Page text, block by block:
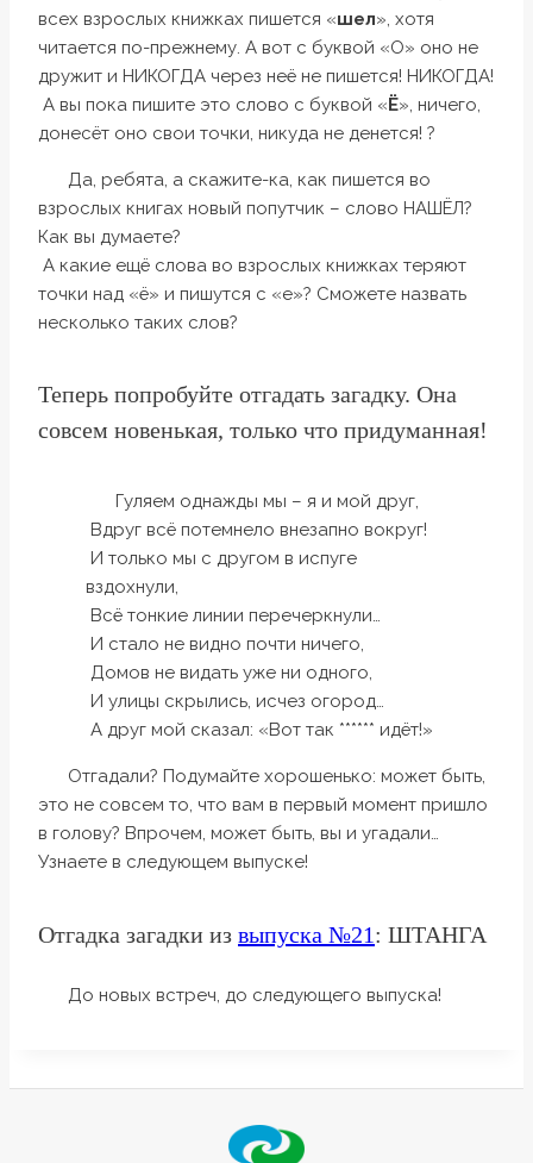
всех взрослых книжках пишется «шел», хотя
читается по-прежнему. А вот с буквой «О» оно не
дружит и НИКОГДА через неё не пишется! НИКОГДА!
А вы пока пишите это слово с буквой «Ё», ничего,
донесёт оно свои точки, никуда не денется! ?
Да, ребята, а скажите-ка, как пишется во
взрослых книгах новый попутчик – слово НАШЁЛ?
Как вы думаете?
А какие ещё слова во взрослых книжках теряют
точки над «ё» и пишутся с «е»? Сможете назвать
несколько таких слов?
Теперь попробуйте отгадать загадку. Она
совсем новенькая, только что придуманная!
Гуляем однажды мы – я и мой друг,
Вдруг всё потемнело внезапно вокруг!
И только мы с другом в испуге
вздохнули,
Всё тонкие линии перечеркнули…
И стало не видно почти ничего,
Домов не видать уже ни одного,
И улицы скрылись, исчез огород…
А друг мой сказал: «Вот так ****** идёт!»
Отгадали? Подумайте хорошенько: может быть,
это не совсем то, что вам в первый момент пришло
в голову? Впрочем, может быть, вы и угадали…
Узнаете в следующем выпуске!
Отгадка загадки из выпуска №21: ШТАНГА
До новых встреч, до следующего выпуска!